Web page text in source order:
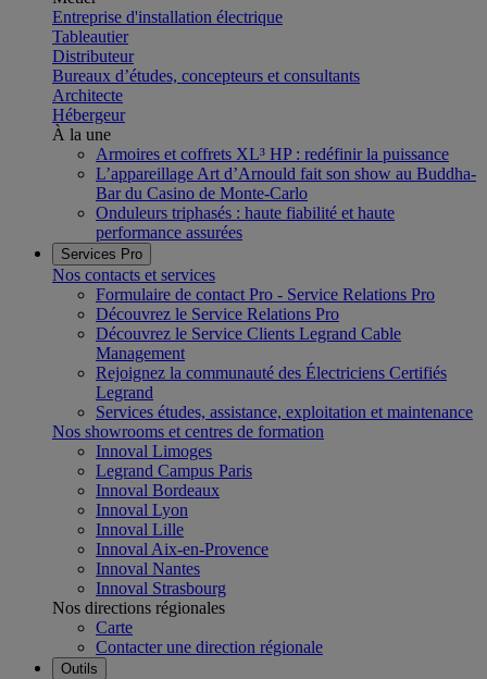
Entreprise d'installation électrique
Tableautier
Distributeur
Bureaux d’études, concepteurs et consultants
Architecte
Hébergeur
À la une
Armoires et coffrets XL³ HP : redéfinir la puissance
L’appareillage Art d’Arnould fait son show au Buddha-
Bar du Casino de Monte-Carlo
Onduleurs triphasés : haute fiabilité et haute
performance assurées
Services Pro
Nos contacts et services
Formulaire de contact Pro - Service Relations Pro
Découvrez le Service Relations Pro
Découvrez le Service Clients Legrand Cable
Management
Rejoignez la communauté des Électriciens Certifiés
Legrand
Services études, assistance, exploitation et maintenance
Nos showrooms et centres de formation
Innoval Limoges
Legrand Campus Paris
Innoval Bordeaux
Innoval Lyon
Innoval Lille
Innoval Aix-en-Provence
Innoval Nantes
Innoval Strasbourg
Nos directions régionales
Carte
Contacter une direction régionale
Outils